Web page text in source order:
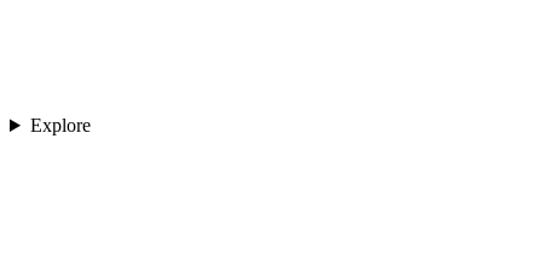
Explore